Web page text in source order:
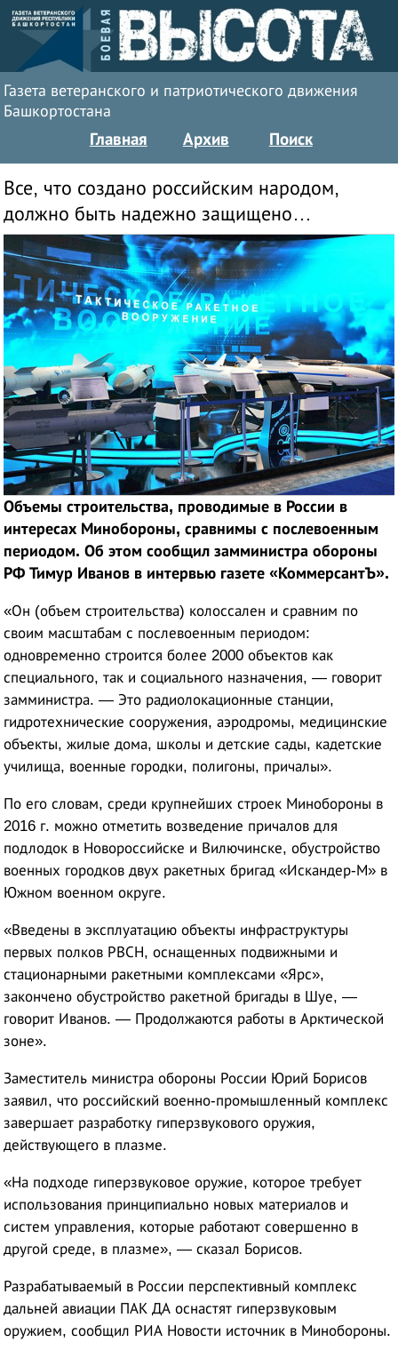
Газета ветеранского и патриотического движения
Башкортостана
Главная Архив Поиск
Все, что создано российским народом,
должно быть надежно защищено…
Объемы строительства, проводимые в России в
интересах Минобороны, сравнимы с послевоенным
периодом. Об этом сообщил замминистра обороны
РФ Тимур Иванов в интервью газете «КоммерсантЪ».
«Он (объем строительства) колоссален и сравним по
своим масштабам с послевоенным периодом:
одновременно строится более 2000 объектов как
специального, так и социального назначения, — говорит
замминистра. — Это радиолокационные станции,
гидротехнические сооружения, аэродромы, медицинские
объекты, жилые дома, школы и детские сады, кадетские
училища, военные городки, полигоны, причалы».
По его словам, среди крупнейших строек Минобороны в
2016 г. можно отметить возведение причалов для
подлодок в Новороссийске и Вилючинске, обустройство
военных городков двух ракетных бригад «Искандер-М» в
Южном военном округе.
«Введены в эксплуатацию объекты инфраструктуры
первых полков РВСН, оснащенных подвижными и
стационарными ракетными комплексами «Ярс»,
закончено обустройство ракетной бригады в Шуе, —
говорит Иванов. — Продолжаются работы в Арктической
зоне».
Заместитель министра обороны России Юрий Борисов
заявил, что российский военно-промышленный комплекс
завершает разработку гиперзвукового оружия,
действующего в плазме.
«На подходе гиперзвуковое оружие, которое требует
использования принципиально новых материалов и
систем управления, которые работают совершенно в
другой среде, в плазме», — сказал Борисов.
Разрабатываемый в России перспективный комплекс
дальней авиации ПАК ДА оснастят гиперзвуковым
оружием, сообщил РИА Новости источник в Минобороны.